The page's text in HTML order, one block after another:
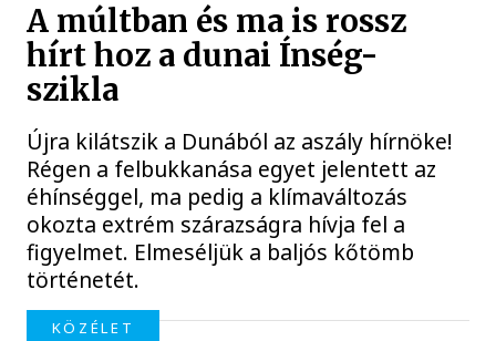
A múltban és ma is rossz
hírt hoz a dunai Ínség-
szikla
Újra kilátszik a Dunából az aszály hírnöke!
Régen a felbukkanása egyet jelentett az
éhínséggel, ma pedig a klímaváltozás
okozta extrém szárazságra hívja fel a
figyelmet. Elmeséljük a baljós kőtömb
történetét.
KÖZÉLET